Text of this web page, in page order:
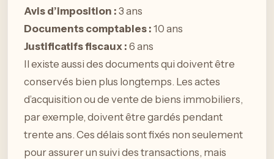
Avis d’imposition : 3 ans
Documents comptables : 10 ans
Justificatifs fiscaux : 6 ans
Il existe aussi des documents qui doivent être
conservés bien plus longtemps. Les actes
d’acquisition ou de vente de biens immobiliers,
par exemple, doivent être gardés pendant
trente ans. Ces délais sont fixés non seulement
pour assurer un suivi des transactions, mais